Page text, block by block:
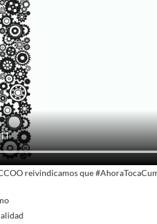
reivindicamos que